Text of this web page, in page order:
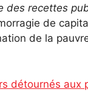
des recettes
de
de la
détournés aux